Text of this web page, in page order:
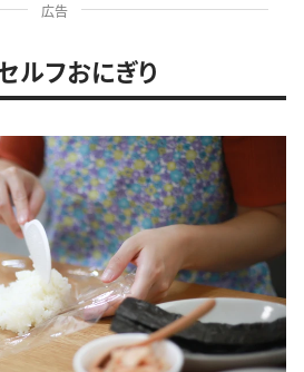
広告
ルフおにぎり